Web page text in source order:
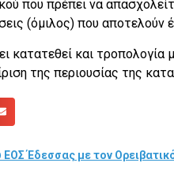
που πρέπει να
(όμιλος) που
κατατεθεί και
της περιουσίας της
Έδεσσας με τον